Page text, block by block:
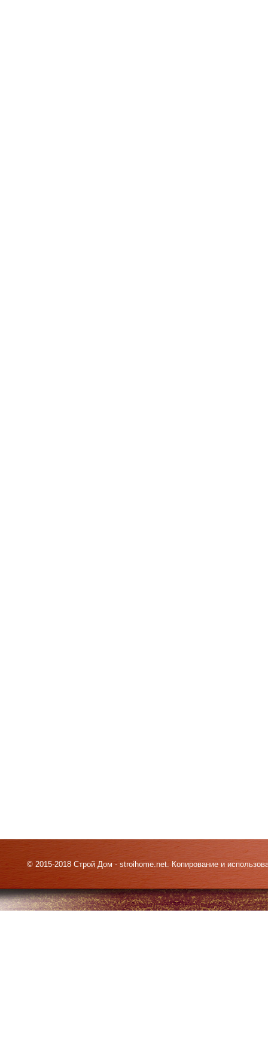
© 2015-2018 Строй Дом - stroihome.net. Копирование и